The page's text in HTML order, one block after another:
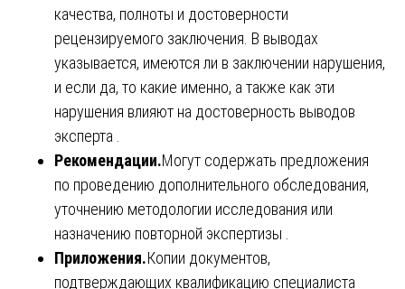
качества, полноты и достоверности
рецензируемого заключения. В выводах
указывается, имеются ли в заключении нарушения,
и если да, то какие именно, а также как эти
нарушения влияют на достоверность выводов
эксперта .
Рекомендации.Могут содержать предложения
по проведению дополнительного обследования,
уточнению методологии исследования или
назначению повторной экспертизы .
Приложения.Копии документов,
подтверждающих квалификацию специалиста